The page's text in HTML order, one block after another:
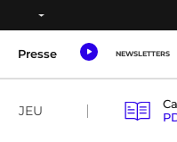
Presse NEWSLETTERS
JEU